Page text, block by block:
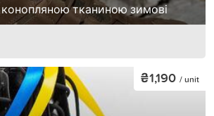
конопляною тканиною зимові
₴1,190 / unit